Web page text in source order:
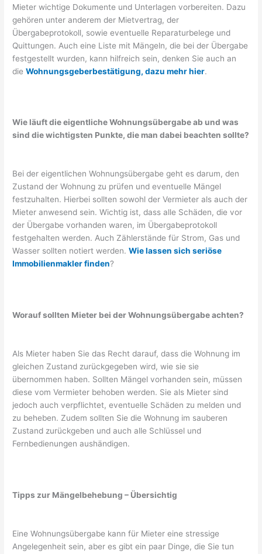
Mieter wichtige Dokumente und Unterlagen vorbereiten. Dazu
gehören unter anderem der Mietvertrag, der
Übergabeprotokoll, sowie eventuelle Reparaturbelege und
Quittungen. Auch eine Liste mit Mängeln, die bei der Übergabe
festgestellt wurden, kann hilfreich sein, denken Sie auch an
dieWohnungsgeberbestätigung, dazu mehr hier.
Wie läuft die eigentliche Wohnungsübergabe ab und was
sind die wichtigsten Punkte, die man dabei beachten sollte?
Bei der eigentlichen Wohnungsübergabe geht es darum, den
Zustand der Wohnung zu prüfen und eventuelle Mängel
festzuhalten. Hierbei sollten sowohl der Vermieter als auch der
Mieter anwesend sein. Wichtig ist, dass alle Schäden, die vor
der Übergabe vorhanden waren, im Übergabeprotokoll
festgehalten werden. Auch Zählerstände für Strom, Gas und
Wasser sollten notiert werden.Wie lassen sich seriöse
Immobilienmakler finden?
Worauf sollten Mieter bei der Wohnungsübergabe achten?
Als Mieter haben Sie das Recht darauf, dass die Wohnung im
gleichen Zustand zurückgegeben wird, wie sie sie
übernommen haben. Sollten Mängel vorhanden sein, müssen
diese vom Vermieter behoben werden. Sie als Mieter sind
jedoch auch verpflichtet, eventuelle Schäden zu melden und
zu beheben. Zudem sollten Sie die Wohnung im sauberen
Zustand zurückgeben und auch alle Schlüssel und
Fernbedienungen aushändigen.
Tipps zur Mängelbehebung – Übersichtig
Eine Wohnungsübergabe kann für Mieter eine stressige
Angelegenheit sein, aber es gibt ein paar Dinge, die Sie tun